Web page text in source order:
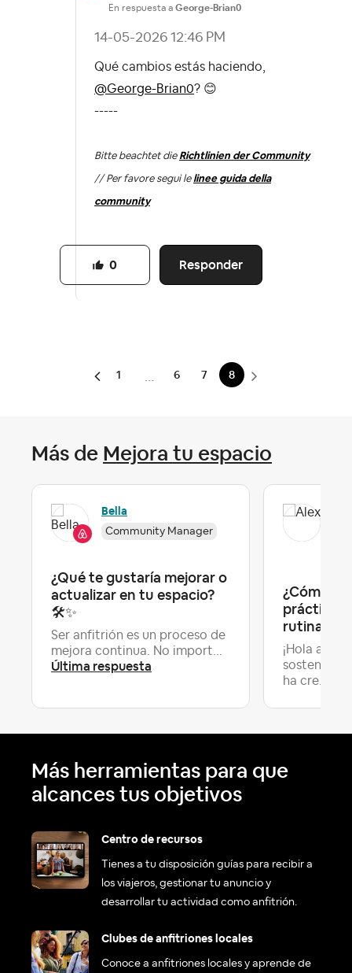
En respuesta a George-Brian0
‎14-05-2026 12:46 PM
Qué cambios estás haciendo,
@George-Brian0? 😊
-----
Bitte beachtet die Richtlinien der Community
// Per favore segui le linee guida della
community
Responder
0
1 6 7 8
Más de Mejora tu espacio
Bella
Community Manager
¿Qué te gustaría mejorar o
actualizar en tu espacio?
🛠️✨
Ser anfitrión es un proceso de
mejora continua. No import...
Última respuesta
¿Cómo
prácticas
rutina de
¡Hola a
ha cre...
Más herramientas para que
alcances tus objetivos
Centro de recursos
Tienes a tu disposición guías para recibir a
los viajeros, gestionar tu anuncio y
desarrollar tu actividad como anfitrión.
Clubes de anfitriones locales
Conoce a anfitriones locales y aprende de